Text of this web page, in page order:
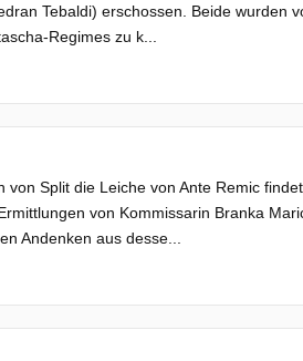
Tebaldi) erschossen. Beide wurden
Regimes zu k...
Split die Leiche von Ante Remic
von Kommissarin Branka
Andenken aus desse...